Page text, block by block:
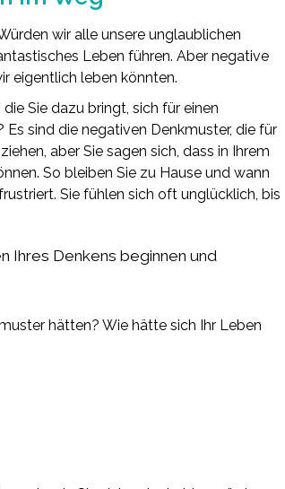
wir alle unsere unglaublichen
Leben führen. Aber negative
eigentlich leben könnten.
Sie dazu bringt, sich für einen
sind die negativen Denkmuster, die für
aber Sie sagen sich, dass in Ihrem
So bleiben Sie zu Hause und wann
Sie fühlen sich oft unglücklich, bis
Ihres Denkens beginnen und
hätten? Wie hätte sich Ihr Leben